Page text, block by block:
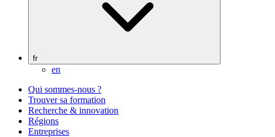
fr
en
Qui sommes-nous ?
Trouver sa formation
Recherche & innovation
Régions
Entreprises